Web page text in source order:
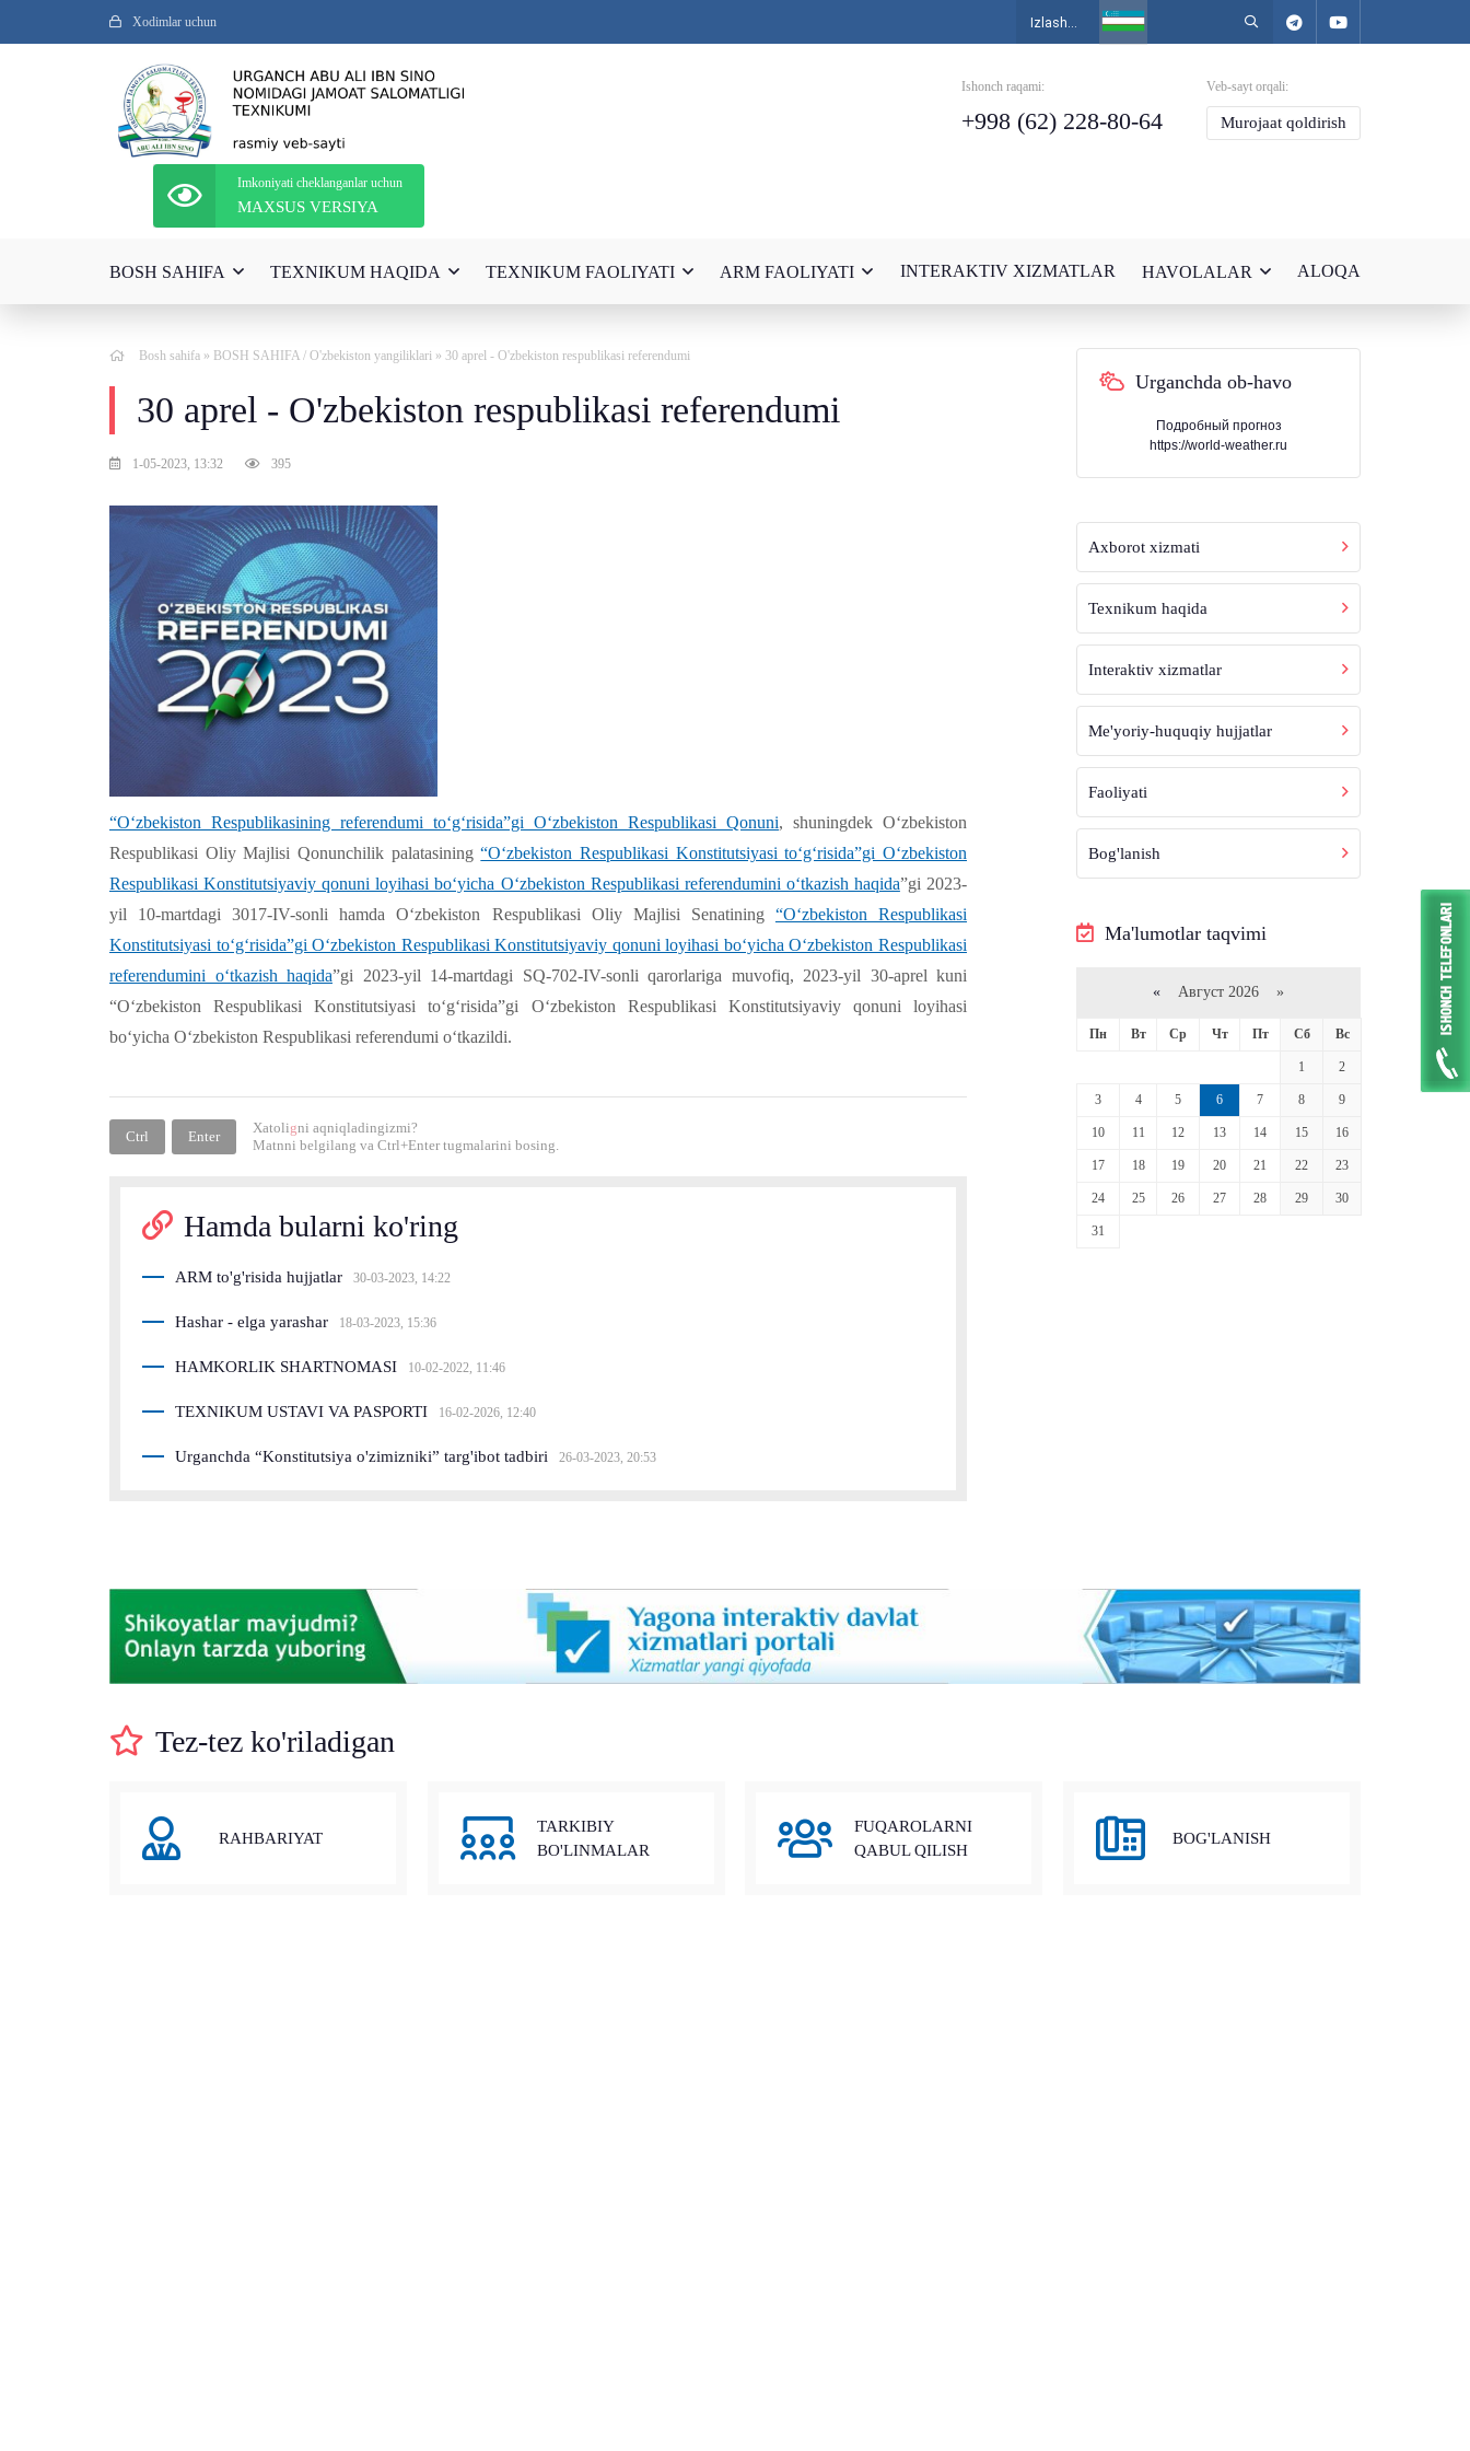
Xodimlar uchun
Ishonch raqami:
+998 (62) 228-80-64
Veb-sayt orqali:
Murojaat qoldirish
Imkoniyati cheklanganlar uchun
MAXSUS VERSIYA
BOSH SAHIFA TEXNIKUM HAQIDA TEXNIKUM FAOLIYATI ARM FAOLIYATI INTERAKTIV XIZMATLAR HAVOLALAR ALOQA
Bosh sahifa » BOSH SAHIFA / O'zbekiston yangiliklari » 30 aprel - O'zbekiston respublikasi referendumi
30 aprel - O'zbekiston respublikasi referendumi
1-05-2023, 13:32 395
“O‘zbekiston Respublikasining referendumi to‘g‘risida”gi O‘zbekiston Respublikasi Qonuni, shuningdek O‘zbekiston
Respublikasi Oliy Majlisi Qonunchilik palatasining“O‘zbekiston Respublikasi Konstitutsiyasi to‘g‘risida”gi O‘zbekiston
Respublikasi Konstitutsiyaviy qonuni loyihasi bo‘yicha O‘zbekiston Respublikasi referendumini o‘tkazish haqida”gi 2023-
yil 10-martdagi 3017-IV-sonli hamda O‘zbekiston Respublikasi Oliy Majlisi Senatining “O‘zbekiston Respublikasi
Konstitutsiyasi to‘g‘risida”gi O‘zbekiston Respublikasi Konstitutsiyaviy qonuni loyihasi bo‘yicha O‘zbekiston Respublikasi
referendumini o‘tkazish haqida”gi 2023-yil 14-martdagi SQ-702-IV-sonli qarorlariga muvofiq, 2023-yil 30-aprel kuni
“O‘zbekiston Respublikasi Konstitutsiyasi to‘g‘risida”gi O‘zbekiston Respublikasi Konstitutsiyaviy qonuni loyihasi
bo‘yicha O‘zbekiston Respublikasi referendumi o‘tkazildi.
Ctrl Enter
Xatoligni aqniqladingizmi?
Matnni belgilang va Ctrl+Enter tugmalarini bosing.
Hamda bularni ko'ring
ARM to'g'risida hujjatlar 30-03-2023, 14:22
Hashar - elga yarashar 18-03-2023, 15:36
HAMKORLIK SHARTNOMASI 10-02-2022, 11:46
TEXNIKUM USTAVI VA PASPORTI 16-02-2026, 12:40
Urganchda “Konstitutsiya o'zimizniki” targ'ibot tadbiri 26-03-2023, 20:53
Urganchda ob-havo
Подробный прогноз
https://world-weather.ru
Axborot xizmati
Texnikum haqida
Interaktiv xizmatlar
Me'yoriy-huquqiy hujjatlar
Faoliyati
Bog'lanish
Ma'lumotlar taqvimi
« Август 2026 »
Пн Вт Ср Чт Пт Сб Вс
1 2
3 4 5 6 7 8 9
10 11 12 13 14 15 16
17 18 19 20 21 22 23
24 25 26 27 28 29 30
31
Tez-tez ko'riladigan
RAHBARIYAT
TARKIBIY
BO'LINMALAR
FUQAROLARNI
QABUL QILISH
BOG'LANISH